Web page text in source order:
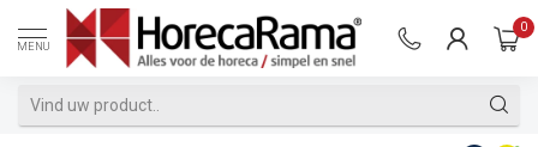
MENU
0